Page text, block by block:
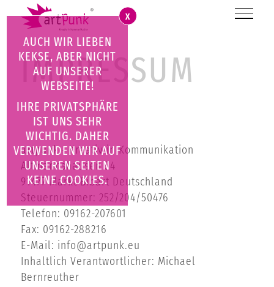
X
AUCH WIR LIEBEN
KEKSE, ABER NICHT
AUF UNSERER
WEBSEITE!
IHRE PRIVATSPHÄRE
IST UNS SEHR
WICHTIG. DAHER
VERWENDEN WIR AUF
UNSEREN SEITEN
KEINE COOKIES.
IMPRESSUM
IMPRESSUM
artpunk - Kreativ in Kommunikation
Altmannshausen 54
91477 Markt Bibart Deutschland
Steuernummer: 252/204/50476
Telefon: 09162-207601
Fax: 09162-288216
E-Mail: info@artpunk.eu
Inhaltlich Verantwortlicher: Michael
Bernreuther